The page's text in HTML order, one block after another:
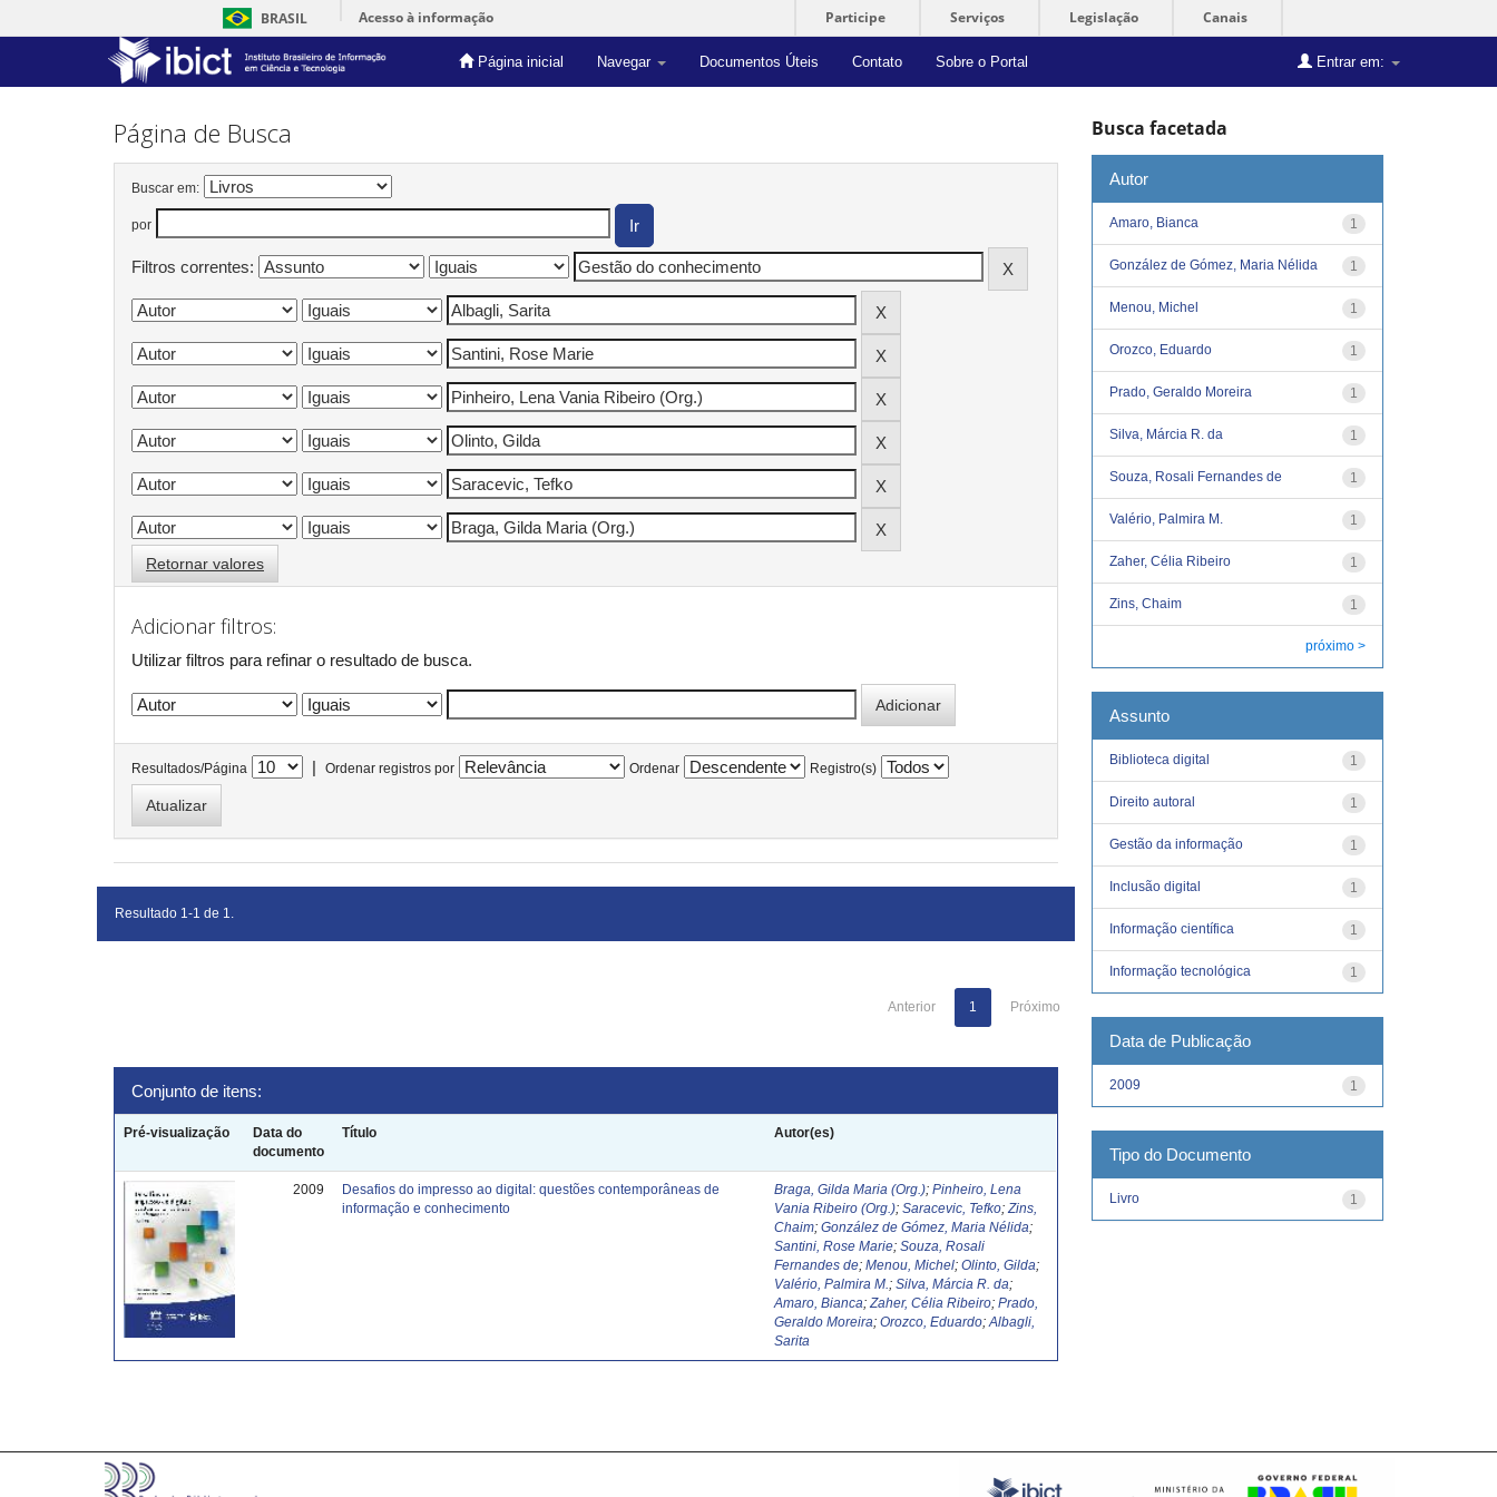
BRASIL Acesso à informação Participe Serviços Legislação Canais
Página inicial Navegar Documentos Úteis Contato Sobre o Portal Entrar em:
Skip
Página de Busca
Buscar em:
por
Filtros correntes:
Retornar valores
Adicionar filtros:
Utilizar filtros para refinar o resultado de busca.
Resultados/Página | Ordenar registros por Ordenar Registro(s)
Resultado 1-1 de 1.
Anterior 1 Próximo
Conjunto de itens:
Pré-visualização
Data do
documento
Título Autor(es)
2009
Desafios do impresso ao digital: questões contemporâneas de
informação e conhecimento
Braga, Gilda Maria (Org.);Pinheiro, Lena
Vania Ribeiro (Org.);Saracevic, Tefko;Zins,
Chaim;González de Gómez, Maria Nélida;
Santini, Rose Marie;Souza, Rosali
Fernandes de;Menou, Michel;Olinto, Gilda;
Valério, Palmira M. ;Silva, Márcia R. da;
Amaro, Bianca;Zaher, Célia Ribeiro;Prado,
Geraldo Moreira;Orozco, Eduardo;Albagli,
Sarita
Busca facetada
Autor
1
Amaro, Bianca
1
González de Gómez, Maria Nélida
1
Menou, Michel
1
Orozco, Eduardo
1
Prado, Geraldo Moreira
1
Silva, Márcia R. da
1
Souza, Rosali Fernandes de
1
Valério, Palmira M.
1
Zaher, Célia Ribeiro
1
Zins, Chaim
próximo >
Assunto
1
Biblioteca digital
1
Direito autoral
1
Gestão da informação
1
Inclusão digital
1
Informação científica
1
Informação tecnológica
Data de Publicação
1
2009
Tipo do Documento
1
Livro